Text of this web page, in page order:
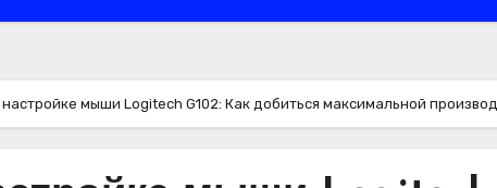
мыши Logitech G102: Как добиться максимальной